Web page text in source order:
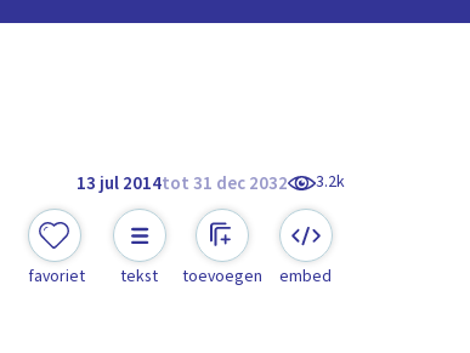
13 jul 2014tot 31 dec 2032 3.2k
favoriet tekst toevoegen embed